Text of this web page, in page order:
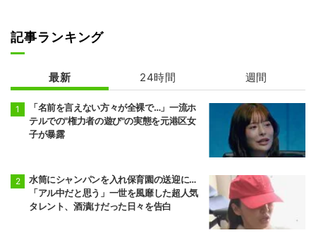
記事ランキング
最新 24時間 週間
「名前を言えない方々が全裸で…」一流ホ
テルでの"権力者の遊び"の実態を元港区女
子が暴露
水筒にシャンパンを入れ保育園の送迎に…
「アル中だと思う」一世を風靡した超人気
タレント、酒漬けだった日々を告白